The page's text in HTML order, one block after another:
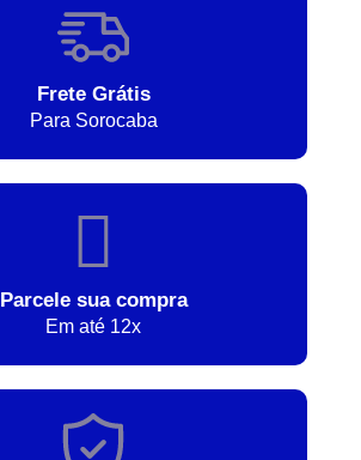
Frete Grátis
Para Sorocaba
Parcele sua compra
Em até 12x